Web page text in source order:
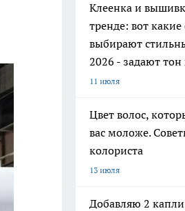
Клеенка и
тренде: вот какие
выбирают
2026 - задают тон
11 июля
Цвет волос,
вас моложе.
колориста
13 июля
Добавляю 2